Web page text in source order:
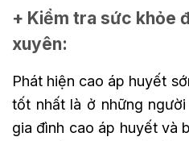
+ Kiểm tra sức khỏe
xuyên:
Phát hiện cao áp huyết
tốt nhất là ở những
gia đình cao áp huyết và